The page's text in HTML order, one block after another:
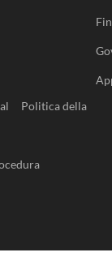
Politica della